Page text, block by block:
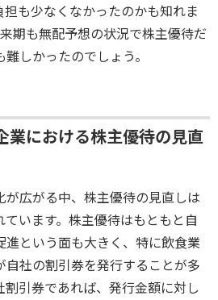
担も少なくなかったのかも知れま
期も無配予想の状況で株主優待だ
しかったのでしょう。
業における株主優待の見直
が広がる中、株主優待の見直しは
います。株主優待はもともと自
進という面も大きく、特に飲食業
自社の割引券を発行することが多
割引券であれば、発行金額に対し